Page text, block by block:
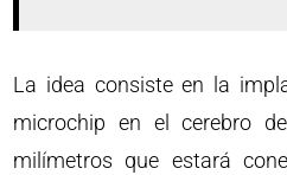
La idea consiste en la
microchip en el cerebro
milímetros que estará